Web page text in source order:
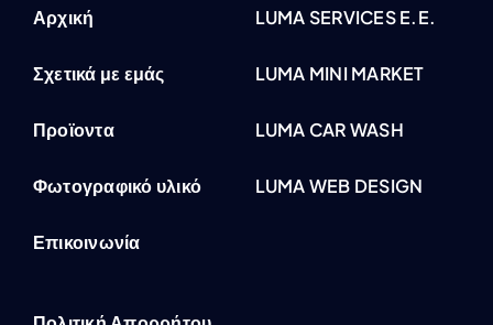
Αρχική
Σχετικά με εμάς
Προϊοντα
Φωτογραφικό υλικό
Επικοινωνία
LUMA SERVICES E.E.
LUMA MINI MARKET
LUMA CAR WASH
LUMA WEB DESIGN